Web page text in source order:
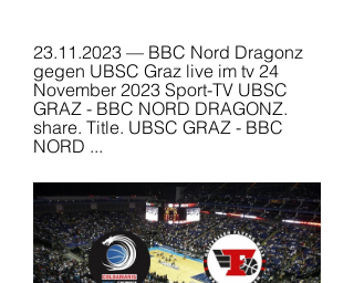
23.11.2023 — BBC Nord Dragonz
gegen UBSC Graz live im tv 24
November 2023 Sport-TV UBSC
GRAZ - BBC NORD DRAGONZ.
share. Title. UBSC GRAZ - BBC
NORD ...